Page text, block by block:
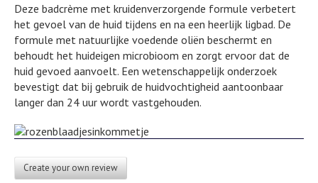
Deze badcrème met kruidenverzorgende formule verbetert
het gevoel van de huid tijdens en na een heerlijk ligbad. De
formule met natuurlijke voedende oliën beschermt en
behoudt het huideigen microbioom en zorgt ervoor dat de
huid gevoed aanvoelt. Een wetenschappelijk onderzoek
bevestigt dat bij gebruik de huidvochtigheid aantoonbaar
langer dan 24 uur wordt vastgehouden.
Create your own review